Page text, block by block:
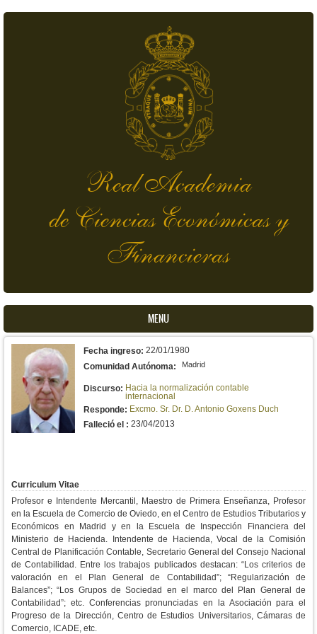
Real Academia
de Ciencias Económicas y
Financieras
MENU
Fecha ingreso: 22/01/1980
Comunidad Autónoma:
Madrid
Discurso: Hacia la normalización contable
internacional
Responde: Excmo. Sr. Dr. D. Antonio Goxens Duch
Falleció el : 23/04/2013
Curriculum Vitae
Profesor e Intendente Mercantil, Maestro de Primera Enseñanza, Profesor
en la Escuela de Comercio de Oviedo, en el Centro de Estudios Tributarios y
Económicos en Madrid y en la Escuela de Inspección Financiera del
Ministerio de Hacienda. Intendente de Hacienda, Vocal de la Comisión
Central de Planificación Contable, Secretario General del Consejo Nacional
de Contabilidad. Entre los trabajos publicados destacan: “Los criterios de
valoración en el Plan General de Contabilidad”; “Regularización de
Balances”; “Los Grupos de Sociedad en el marco del Plan General de
Contabilidad”; etc. Conferencias pronunciadas en la Asociación para el
Progreso de la Dirección, Centro de Estudios Universitarios, Cámaras de
Comercio, ICADE, etc.